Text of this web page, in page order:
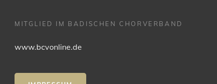
MITGLIED IM BADISCHEN CHORVERBAND
www.bcvonline.de